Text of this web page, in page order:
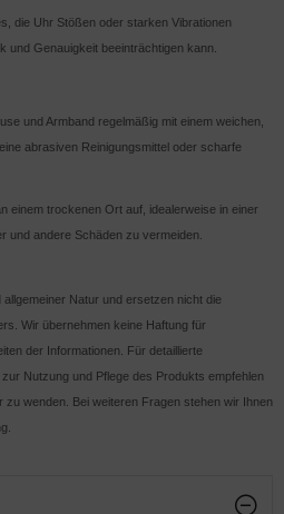
die Uhr Stößen oder starken Vibrationen
und Genauigkeit beeinträchtigen kann.
und Armband regelmäßig mit einem weichen,
abrasiven Reinigungsmittel oder scharfe
einem trockenen Ort auf, idealerweise in einer
und andere Schäden zu vermeiden.
Natur und ersetzen nicht die
Wir übernehmen keine Haftung für
der Informationen. Für detaillierte
Nutzung und Pflege des Produkts empfehlen
wenden. Bei weiteren Fragen stehen wir Ihnen